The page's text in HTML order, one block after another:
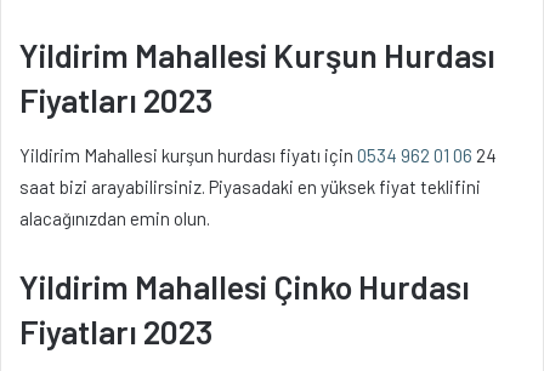
Yildirim Mahallesi Kurşun Hurdası
Fiyatları 2023
Yildirim Mahallesi kurşun hurdası fiyatı için 0534 962 01 06 24
saat bizi arayabilirsiniz. Piyasadaki en yüksek fiyat teklifini
alacağınızdan emin olun.
Yildirim Mahallesi Çinko Hurdası
Fiyatları 2023